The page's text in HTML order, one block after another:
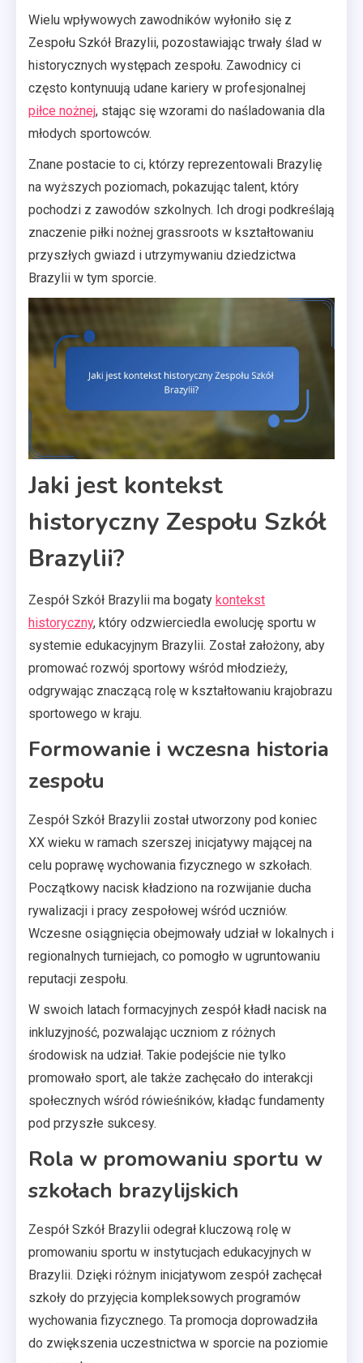
Wielu wpływowych zawodników wyłoniło się z
Zespołu Szkół Brazylii, pozostawiając trwały ślad w
historycznych występach zespołu. Zawodnicy ci
często kontynuują udane kariery w profesjonalnej
piłce nożnej, stając się wzorami do naśladowania dla
młodych sportowców.
Znane postacie to ci, którzy reprezentowali Brazylię
na wyższych poziomach, pokazując talent, który
pochodzi z zawodów szkolnych. Ich drogi podkreślają
znaczenie piłki nożnej grassroots w kształtowaniu
przyszłych gwiazd i utrzymywaniu dziedzictwa
Brazylii w tym sporcie.
Jaki jest kontekst
historyczny Zespołu Szkół
Brazylii?
Zespół Szkół Brazylii ma bogaty kontekst
historyczny, który odzwierciedla ewolucję sportu w
systemie edukacyjnym Brazylii. Został założony, aby
promować rozwój sportowy wśród młodzieży,
odgrywając znaczącą rolę w kształtowaniu krajobrazu
sportowego w kraju.
Formowanie i wczesna historia
zespołu
Zespół Szkół Brazylii został utworzony pod koniec
XX wieku w ramach szerszej inicjatywy mającej na
celu poprawę wychowania fizycznego w szkołach.
Początkowy nacisk kładziono na rozwijanie ducha
rywalizacji i pracy zespołowej wśród uczniów.
Wczesne osiągnięcia obejmowały udział w lokalnych i
regionalnych turniejach, co pomogło w ugruntowaniu
reputacji zespołu.
W swoich latach formacyjnych zespół kładł nacisk na
inkluzyjność, pozwalając uczniom z różnych
środowisk na udział. Takie podejście nie tylko
promowało sport, ale także zachęcało do interakcji
społecznych wśród rówieśników, kładąc fundamenty
pod przyszłe sukcesy.
Rola w promowaniu sportu w
szkołach brazylijskich
Zespół Szkół Brazylii odegrał kluczową rolę w
promowaniu sportu w instytucjach edukacyjnych w
Brazylii. Dzięki różnym inicjatywom zespół zachęcał
szkoły do przyjęcia kompleksowych programów
wychowania fizycznego. Ta promocja doprowadziła
do zwiększenia uczestnictwa w sporcie na poziomie